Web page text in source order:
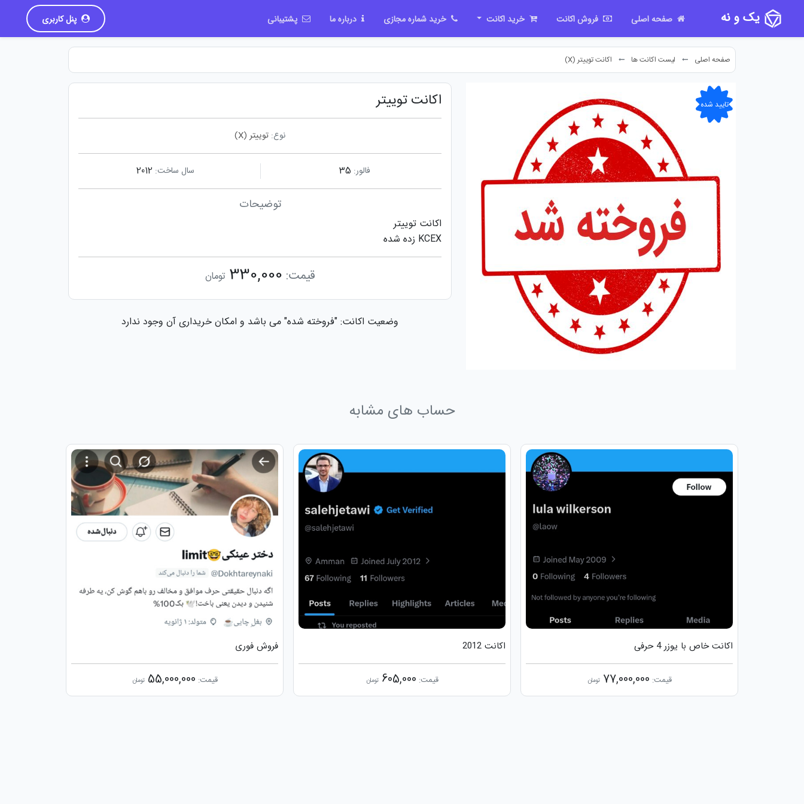
یک و نه صفحه اصلی فروش اکانت خرید اکانت خرید شماره مجازی درباره ما پشتیبانی پنل کاربری
صفحه اصلی لیست اکانت ها اکانت توییتر (X)
تایید شده اکانت توییتر
نوع: توییتر (X)
فالور: سال ساخت:
توضیحات
اکانت توییتر
KCEX زده شده
قیمت: 330,000 تومان
وضعیت اکانت: "فروخته شده" می باشد و امکان خریداری آن وجود ندارد
حساب های مشابه
اکانت خاص با یوزر 4 حرفی
قیمت: 77,000,000 تومان
اکانت 2012
قیمت: 605,000 تومان
فروش فوری
قیمت: 55,000,000 تومان